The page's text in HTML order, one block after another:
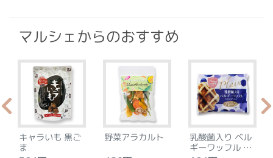
マルシェからのおすすめ
キャラいも 黒ご
ま
野菜アラカルト
乳酸菌入り ベル
ギーワッフル プ